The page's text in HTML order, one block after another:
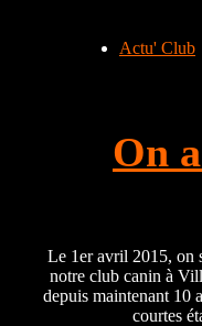
Actu' Club
On
Le 1er avril 2015, on
notre club canin à
depuis maintenant 10
courtes